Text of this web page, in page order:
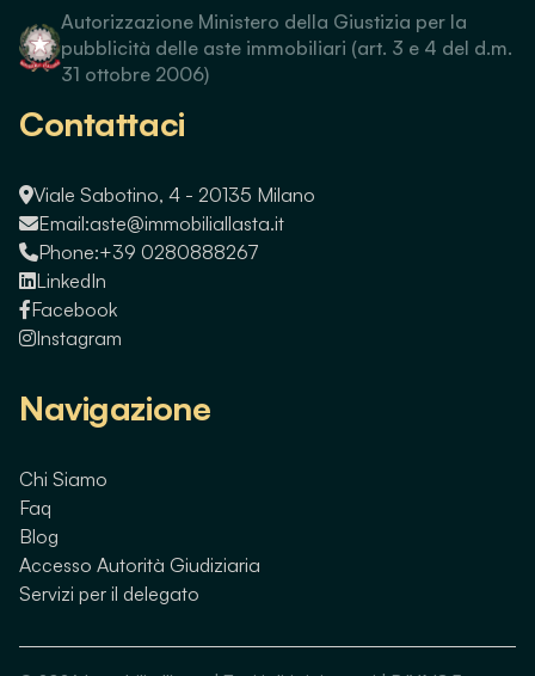
Autorizzazione Ministero della Giustizia per la
pubblicità delle aste immobiliari (art. 3 e 4 del d.m.
31 ottobre 2006)
Contattaci
Viale Sabotino, 4 - 20135 Milano
Email:aste@immobiliallasta.it
Phone:+39 0280888267
LinkedIn
Facebook
Instagram
Navigazione
Chi Siamo
Faq
Blog
Accesso Autorità Giudiziaria
Servizi per il delegato